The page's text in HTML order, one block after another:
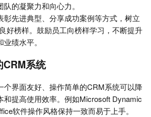
的凝聚力和向心力。
彰先进典型、分享成功案例等方式，树立
好榜样。鼓励员工向榜样学习，不断提升
绩水平。
系统
个界面友好、操作简单的CRM系统可以降
和提高使用效率。例如Microsoft Dynamic
软件操作风格保持一致而易于上手。